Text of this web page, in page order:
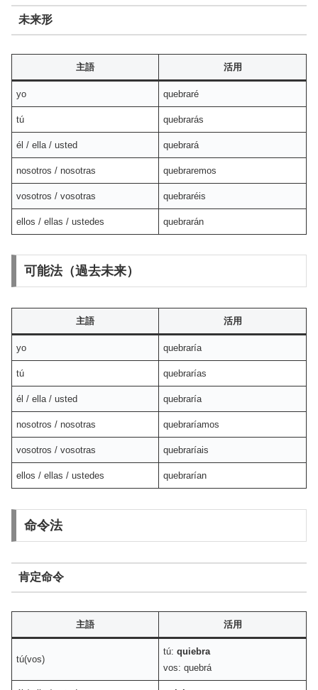
未来形
主語 活用
yo quebraré
tú quebrarás
él / ella / usted quebrará
nosotros / nosotras quebraremos
vosotros / vosotras quebraréis
ellos / ellas / ustedes quebrarán
可能法（過去未来）
主語 活用
yo quebraría
tú quebrarías
él / ella / usted quebraría
nosotros / nosotras quebraríamos
vosotros / vosotras quebraríais
ellos / ellas / ustedes quebrarían
命令法
肯定命令
主語 活用
tú(vos)
tú:quiebra
vos: quebrá